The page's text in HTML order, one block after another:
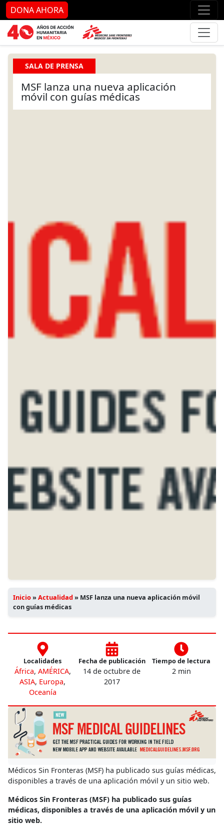
Ir al contenido principal Ir
DONA AHORA
SALA DE PRENSA
MSF lanza una nueva aplicación
móvil con guías médicas
Inicio»Actualidad» MSF lanza una nueva aplicación móvil
con guías médicas
Localidades
África, AMÉRICA,
ASIA, Europa,
Oceanía
Fecha de publicación
14 de octubre de
2017
Tiempo de lectura
2 min
Médicos Sin Fronteras (MSF) ha publicado sus guías médicas,
disponibles a través de una aplicación móvil y un sitio web.
Médicos Sin Fronteras (MSF) ha publicado sus guías
médicas, disponibles a través de una aplicación móvil y un
sitio web.